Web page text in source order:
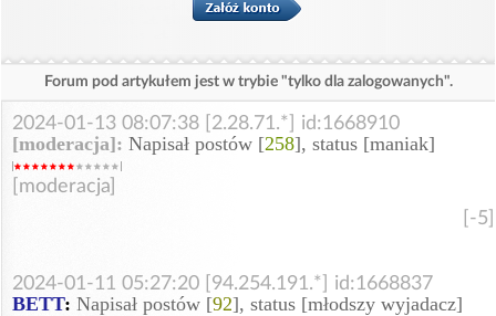
Forum pod artykułem jest w trybie "tylko dla zalogowanych".
2024-01-13 08:07:38 [2.28.71.*] id:1668910
[moderacja]: Napisał postów [258], status [maniak]
[moderacja]
[-5]
2024-01-11 05:27:20 [94.254.191.*] id:1668837
BETT: Napisał postów [92], status [młodszy wyjadacz]